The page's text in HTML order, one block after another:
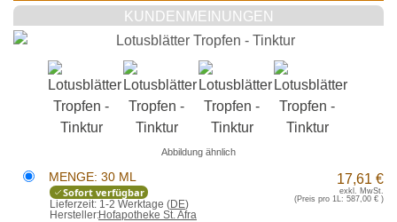
KUNDENMEINUNGEN
Abbildung ähnlich
MENGE: 30 ML
Sofort verfügbar
Lieferzeit: 1-2 Werktage (DE)
Hersteller:Hofapotheke St. Afra
17,61 €
exkl. MwSt.
(Preis pro 1L: 587,00 €)